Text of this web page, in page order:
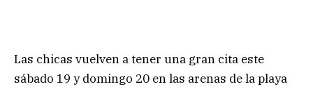
Las chicas vuelven a tener una gran cita este
sábado 19 y domingo 20 en las arenas de la playa